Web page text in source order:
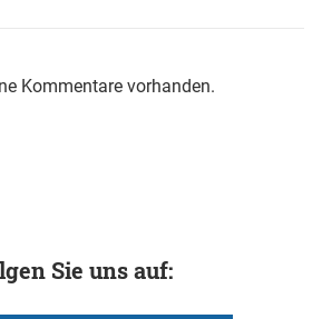
Kommentare vorhanden.
Sie uns auf: